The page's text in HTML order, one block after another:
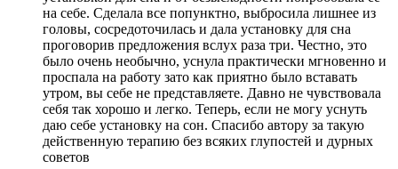
на себе. Сделала все попунктно, выбросила лишнее из
головы, сосредоточилась и дала установку для сна
проговорив предложения вслух раза три. Честно, это
было очень необычно, уснула практически мгновенно и
проспала на работу зато как приятно было вставать
утром, вы себе не представляете. Давно не чувствовала
себя так хорошо и легко. Теперь, если не могу уснуть
даю себе установку на сон. Спасибо автору за такую
действенную терапию без всяких глупостей и дурных
советов